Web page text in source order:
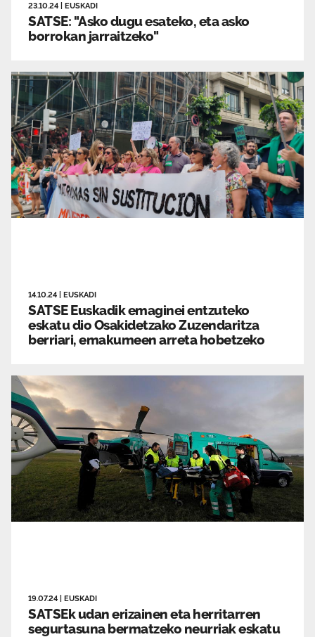
23.10.24 EUSKADI
SATSE: "Asko dugu esateko, eta asko
borrokan jarraitzeko"
14.10.24 EUSKADI
SATSE Euskadik emaginei entzuteko
eskatu dio Osakidetzako Zuzendaritza
berriari, emakumeen arreta hobetzeko
19.07.24 EUSKADI
SATSEk udan erizainen eta herritarren
segurtasuna bermatzeko neurriak eskatu